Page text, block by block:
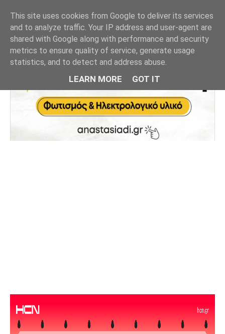
This site uses cookies from Google to deliver its services
and to analyze traffic. Your IP address and user-agent are
shared with Google along with performance and security
metrics to ensure quality of service, generate usage
statistics, and to detect and address abuse.
LEARN MORE GOT IT